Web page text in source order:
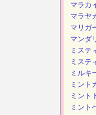
マラカ
マラヤ
マリガ
マンダ
ミステ
ミステ
ミルキ
ミント
ミント
ミント